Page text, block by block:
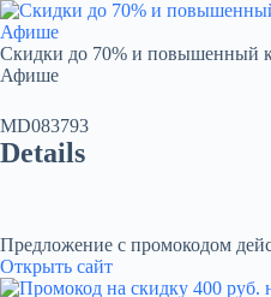
Скидки до 70% и повышенный
Афише
MD083793
Details
Предложение с промокодом
Открыть сайт